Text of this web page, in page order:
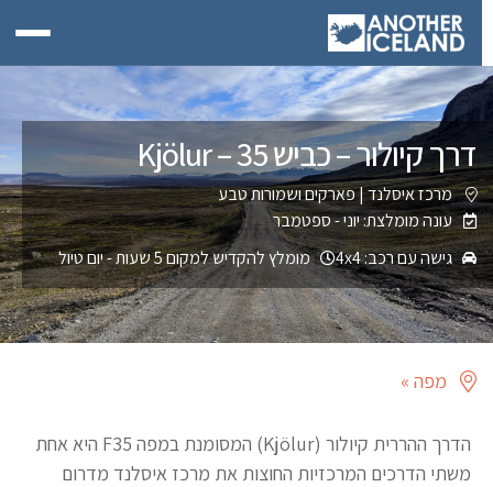
דרך קיולור – כביש 35 – Kjölur
מרכז איסלנד|פארקים ושמורות טבע
עונה מומלצת: יוני - ספטמבר
גישה עם רכב: 4x4
מומלץ להקדיש למקום 5 שעות - יום טיול
מפה »
הדרך ההררית קיולור (Kjölur) המסומנת במפה F35 היא אחת
משתי הדרכים המרכזיות החוצות את מרכז איסלנד מדרום